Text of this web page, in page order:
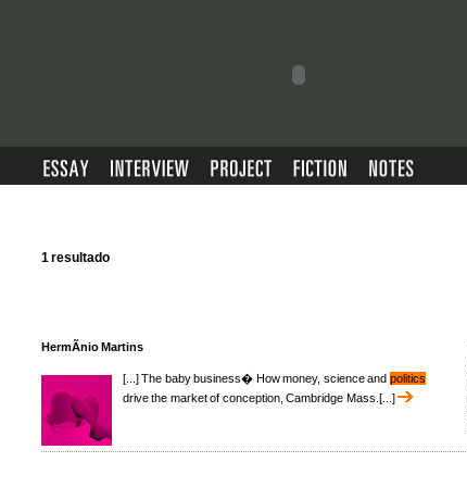
1 resultado
HermÃ­nio Martins
[...] The baby business� How money, science and politics
drive the market of conception, Cambridge Mass.[...]